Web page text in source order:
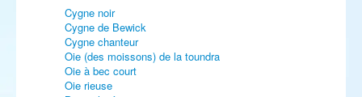
Cygne noir
Cygne de Bewick
Cygne chanteur
Oie (des moissons) de la toundra
Oie à bec court
Oie rieuse